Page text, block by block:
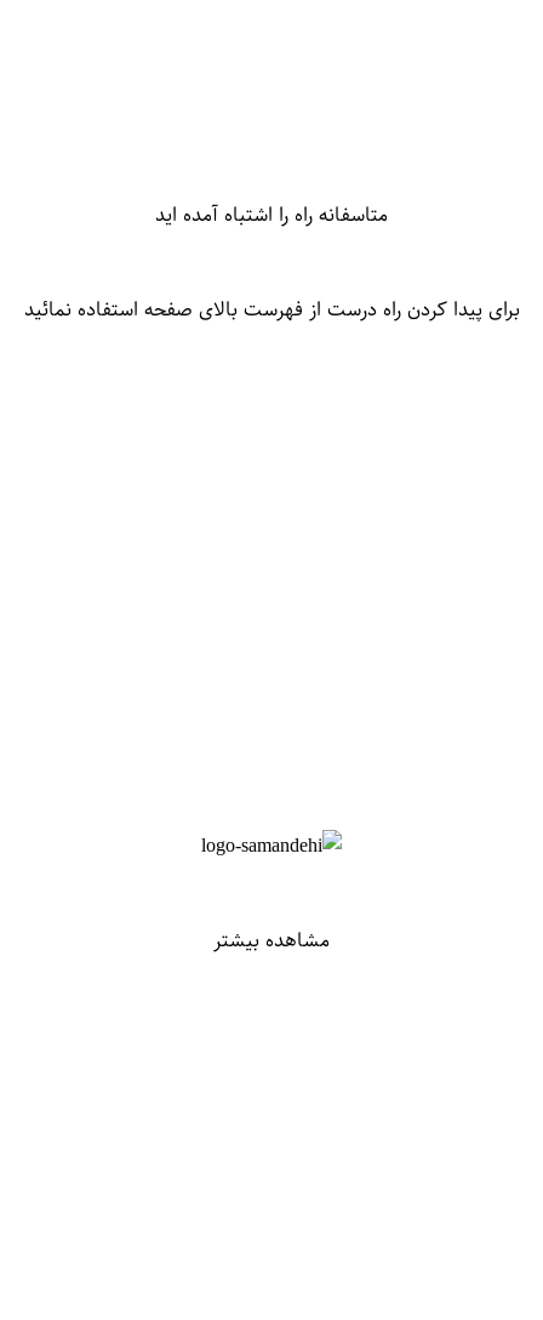
متاسفانه راه را اشتباه آمده اید
برای پیدا کردن راه درست از فهرست بالای صفحه استفاده نمائید
مشاهده بیشتر